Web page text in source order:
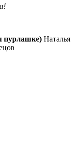
пурлашке) Наталья